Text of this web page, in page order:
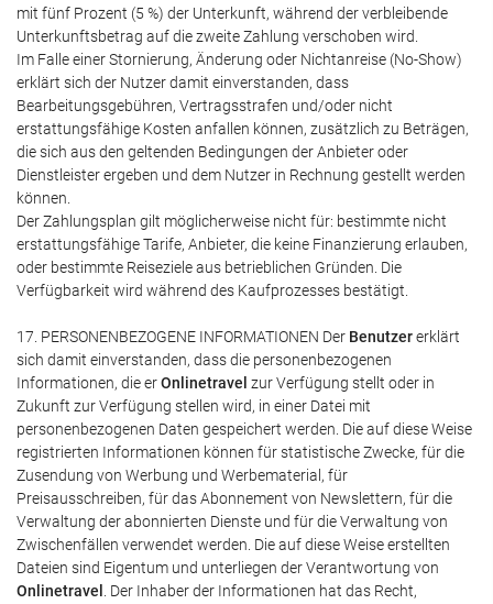
mit fünf Prozent (5 %) der Unterkunft, während der verbleibende
Unterkunftsbetrag auf die zweite Zahlung verschoben wird.
Im Falle einer Stornierung, Änderung oder Nichtanreise (No-Show)
erklärt sich der Nutzer damit einverstanden, dass
Bearbeitungsgebühren, Vertragsstrafen und/oder nicht
erstattungsfähige Kosten anfallen können, zusätzlich zu Beträgen,
die sich aus den geltenden Bedingungen der Anbieter oder
Dienstleister ergeben und dem Nutzer in Rechnung gestellt werden
können.
Der Zahlungsplan gilt möglicherweise nicht für: bestimmte nicht
erstattungsfähige Tarife, Anbieter, die keine Finanzierung erlauben,
oder bestimmte Reiseziele aus betrieblichen Gründen. Die
Verfügbarkeit wird während des Kaufprozesses bestätigt.
17. PERSONENBEZOGENE INFORMATIONEN Der Benutzererklärt
sich damit einverstanden, dass die personenbezogenen
Informationen, die erOnlinetravel zur Verfügung stellt oder in
Zukunft zur Verfügung stellen wird, in einer Datei mit
personenbezogenen Daten gespeichert werden. Die auf diese Weise
registrierten Informationen können für statistische Zwecke, für die
Zusendung von Werbung und Werbematerial, für
Preisausschreiben, für das Abonnement von Newslettern, für die
Verwaltung der abonnierten Dienste und für die Verwaltung von
Zwischenfällen verwendet werden. Die auf diese Weise erstellten
Dateien sind Eigentum und unterliegen der Verantwortung von
Onlinetravel
. Der Inhaber der Informationen hat das Recht,